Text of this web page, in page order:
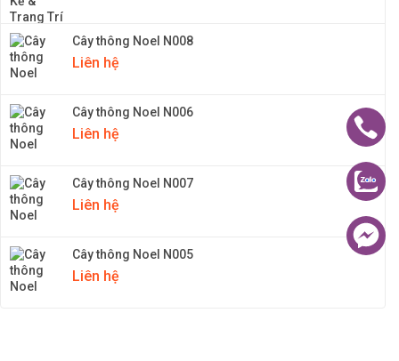
Cây thông Noel N008
Liên hệ
Cây thông Noel N006
Liên hệ
Cây thông Noel N007
Liên hệ
Cây thông Noel N005
Liên hệ